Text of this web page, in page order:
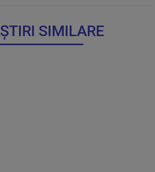
ȘTIRI SIMILARE